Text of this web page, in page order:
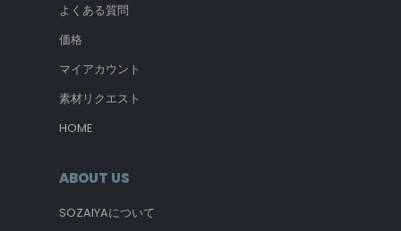
よくある質問
価格
マイアカウント
素材リクエスト
HOME
ABOUT US
SOZAIYAについて